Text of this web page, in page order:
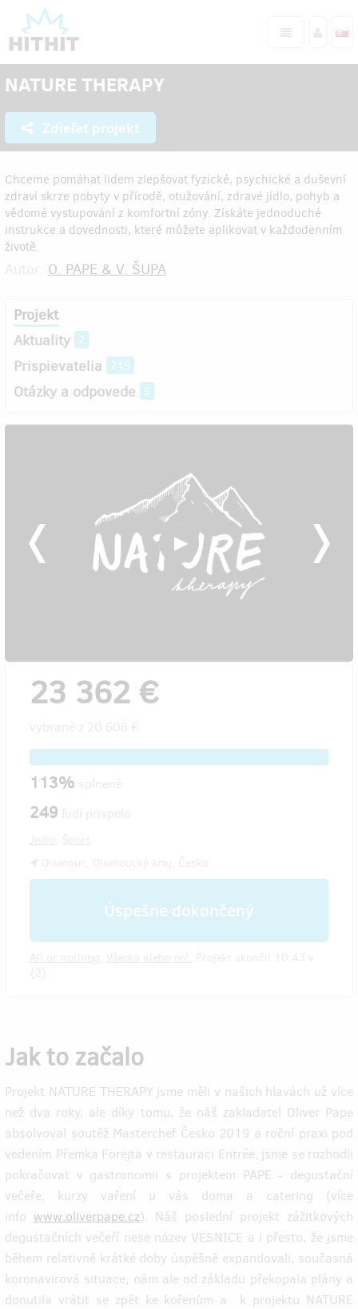
NATURE THERAPY
Zdieľať projekt
Chceme pomáhat lidem zlepšovat fyzické, psychické a duševní
zdraví skrze pobyty v přírodě, otužování, zdravé jídlo, pohyb a
vědomé vystupování z komfortní zóny. Získáte jednoduché
instrukce a dovednosti, které můžete aplikovat v každodenním
životě.
O. PAPE & V. ŠUPA
Projekt
Aktuality 2
Prispievatelia 249
Otázky a odpovede 5
23 362 €
113%
249
Úspešne dokončený
Jak to začalo
Projekt NATURE THERAPY jsme měli v našich hlavách už více
než dva roky, ale díky tomu, že náš zakladatel Oliver Pape
absolvoval soutěž Masterchef Česko 2019 a roční praxi pod
vedením Přemka Forejta v restauraci Entrée, jsme se rozhodli
pokračovat v gastronomii s projektem PAPE - degustační
večeře, kurzy vaření u vás doma a catering (více
info www.oliverpape.cz). Náš poslední projekt zážitkových
degustačních večeří nese název VESNICE a i přesto, že jsme
během relativně krátké doby úspěšně expandovali, současná
koronavirová situace, nám ale od základu překopala plány a
donutila vrátit se zpět ke kořenům a k projektu NATURE